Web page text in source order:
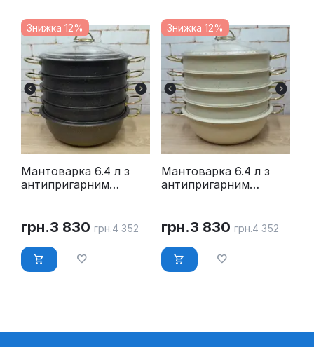
Знижка 12%
Мантоварка 6.4 л з
антипригарним
грн.3 830 грн.4 352
Знижка 12%
Мантоварка 6.4 л з
антипригарним
грн.3 830 грн.4 352